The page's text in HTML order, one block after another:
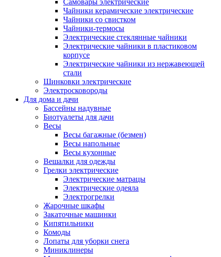
Самовары электрические
Чайники керамические электрические
Чайники со свистком
Чайники-термосы
Электрические стеклянные чайники
Электрические чайники в пластиковом
корпусе
Электрические чайники из нержавеющей
стали
Шинковки электрические
Электросковороды
Для дома и дачи
Бассейны надувные
Биотуалеты для дачи
Весы
Весы багажные (безмен)
Весы напольные
Весы кухонные
Вешалки для одежды
Грелки электрические
Электрические матрацы
Электрические одеяла
Электрогрелки
Жарочные шкафы
Закаточные машинки
Кипятильники
Комоды
Лопаты для уборки снега
Миниклинеры